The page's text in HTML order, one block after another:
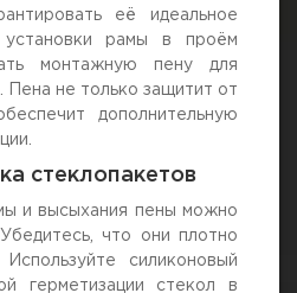
её идеальное
рамы в проём
монтажную пену для
Пена не только защитит от
дополнительную
стеклопакетов
и высыхания пены можно
что они плотно
силиконовый
герметизации стекол в